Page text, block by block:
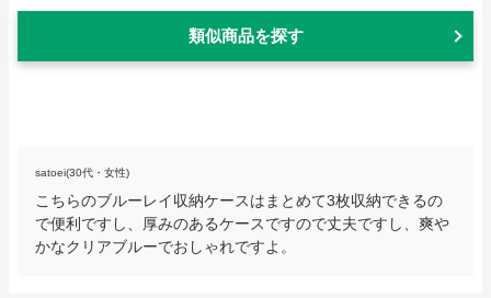
類似商品を探す
satoei(30代・女性)
こちらのブルーレイ収納ケースはまとめて3枚収納できるの
で便利ですし、厚みのあるケースですので丈夫ですし、爽や
かなクリアブルーでおしゃれですよ。